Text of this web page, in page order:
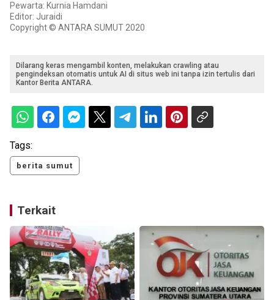
Pewarta: Kurnia Hamdani
Editor: Juraidi
Copyright © ANTARA SUMUT 2020
Dilarang keras mengambil konten, melakukan crawling atau
pengindeksan otomatis untuk AI di situs web ini tanpa izin tertulis dari
Kantor Berita ANTARA.
Tags:
berita sumut
Terkait